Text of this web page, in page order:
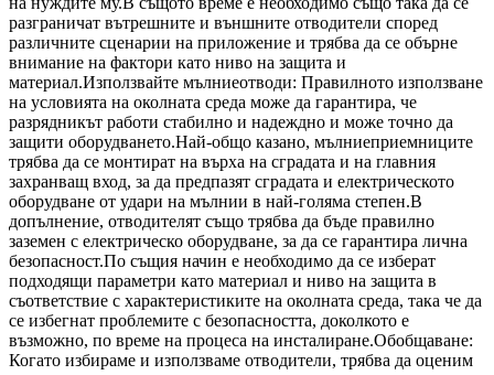
разграничат вътрешните и външните отводители според
различните сценарии на приложение и трябва да се обърне
внимание на фактори като ниво на защита и
материал.Използвайте мълниеотводи: Правилното използване
на условията на околната среда може да гарантира, че
разрядникът работи стабилно и надеждно и може точно да
защити оборудването.Най-общо казано, мълниеприемниците
трябва да се монтират на върха на сградата и на главния
захранващ вход, за да предпазят сградата и електрическото
оборудване от удари на мълнии в най-голяма степен.В
допълнение, отводителят също трябва да бъде правилно
заземен с електрическо оборудване, за да се гарантира лична
безопасност.По същия начин е необходимо да се изберат
подходящи параметри като материал и ниво на защита в
съответствие с характеристиките на околната среда, така че да
се избегнат проблемите с безопасността, доколкото е
възможно, по време на процеса на инсталиране.Обобщаване:
Когато избираме и използваме отводители, трябва да оценим